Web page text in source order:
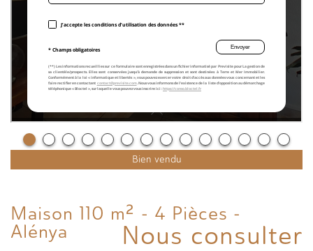
Bien vendu
Maison 110 m² - 4 Pièces -
Alénya
Nous consulter